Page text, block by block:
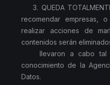
3. QUEDA
recomendar empresas,
realizar acciones de
contenidos serán
llevaron a cabo tal
conocimiento de la
Datos.